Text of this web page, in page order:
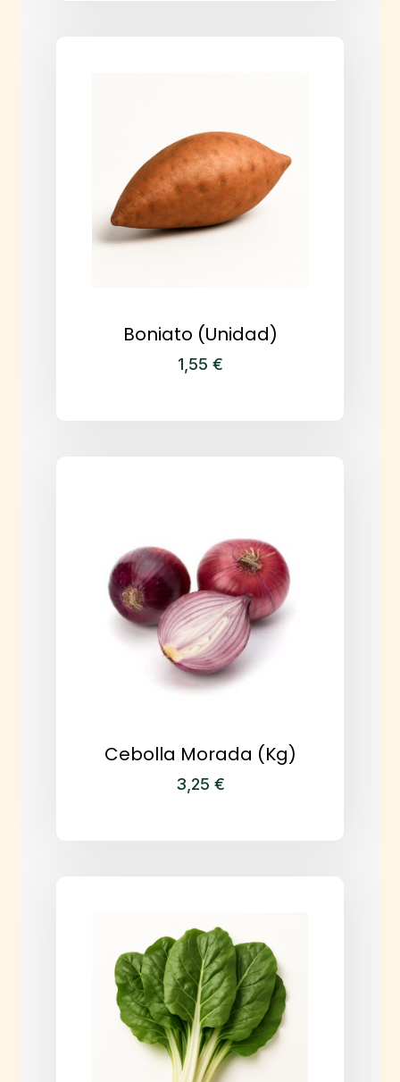
Boniato (Unidad)
1,55 €
Cebolla Morada (kg)
3,25 €